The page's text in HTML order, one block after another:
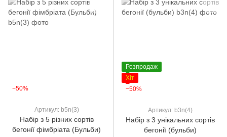
−50%
Артикул: b5n(3)
Набір з 5 різних сортів
бегонії фімбріата (Бульби)
Розпродаж
Хіт
−50%
Артикул: b3n(4)
Набір з 3 унікальних сортів
бегонії (бульби)